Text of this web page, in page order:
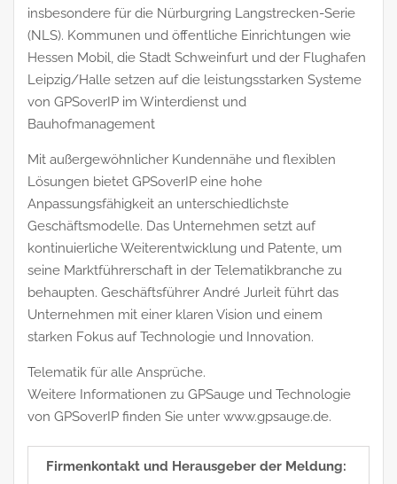
insbesondere für die Nürburgring Langstrecken-Serie
(NLS). Kommunen und öffentliche Einrichtungen wie
Hessen Mobil, die Stadt Schweinfurt und der Flughafen
Leipzig/Halle setzen auf die leistungsstarken Systeme
von GPSoverIP im Winterdienst und
Bauhofmanagement
Mit außergewöhnlicher Kundennähe und flexiblen
Lösungen bietet GPSoverIP eine hohe
Anpassungsfähigkeit an unterschiedlichste
Geschäftsmodelle. Das Unternehmen setzt auf
kontinuierliche Weiterentwicklung und Patente, um
seine Marktführerschaft in der Telematikbranche zu
behaupten. Geschäftsführer André Jurleit führt das
Unternehmen mit einer klaren Vision und einem
starken Fokus auf Technologie und Innovation.
Telematik für alle Ansprüche.
Weitere Informationen zu GPSauge und Technologie
von GPSoverIP finden Sie unter www.gpsauge.de.
Firmenkontakt und Herausgeber der Meldung: